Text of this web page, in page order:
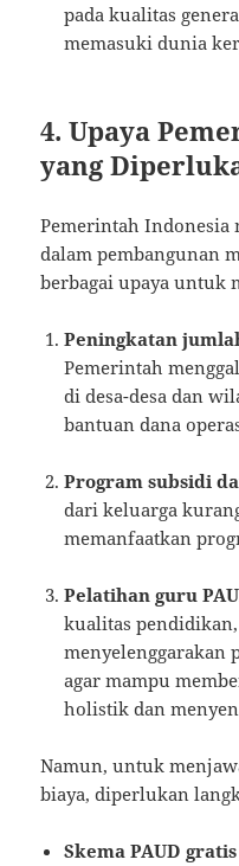
pada kualitas
memasuki dunia
4. Upaya
yang
Pemerintah Indonesia
dalam pembangunan
berbagai upaya untuk
Peningkatan
Pemerintah
di desa-desa dan
bantuan dana
Program subsidi
dari keluarga
memanfaatkan
Pelatihan guru
kualitas
menyelenggarakan
agar mampu
holistik dan
Namun, untuk
biaya, diperlukan
Skema PAUD